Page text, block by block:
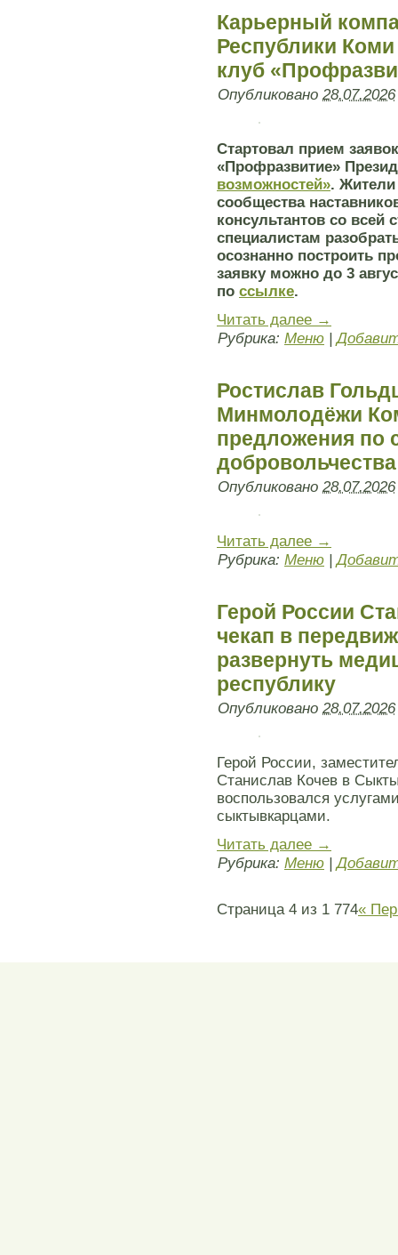
Карьерный
Республики
клуб
Опубликовано 28.07.2026
Стартовал прием
«Профразвитие»
возможностей».
сообщества
консультантов со
специалистам
осознанно построить
заявку можно до 3
по ссылке.
Читать далее →
Рубрика: Меню |
Ростислав
Минмолодёжи
предложения по
добровольчества
Опубликовано 28.07.2026
Читать далее →
Рубрика: Меню |
Герой России
чекап в
развернуть
республику
Опубликовано 28.07.2026
Герой России,
Станислав Кочев в
воспользовался
сыктывкарцами.
Читать далее →
Рубрика: Меню |
Страница 4 из 1 774«